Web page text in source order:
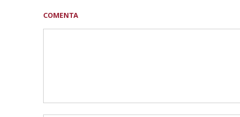
COMENTA